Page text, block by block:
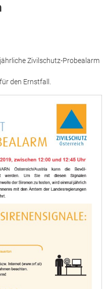
Zivilschutz-Probealarm
den Ernstfall.